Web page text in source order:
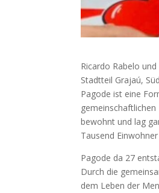
Ricardo Rabelo
Stadtteil Grajaú,
Pagode ist eine
bewohnt und lag
Tausend
Pagode da 27
Durch die
dem Leben der